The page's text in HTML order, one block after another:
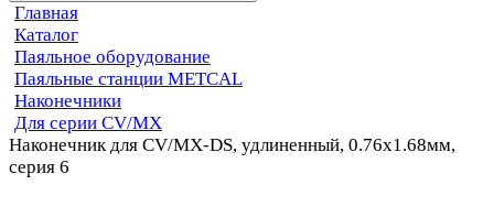
Главная
Каталог
Паяльное оборудование
Паяльные станции METCAL
Наконечники
Для серии CV/MX
Наконечник для CV/MX-DS, удлиненный, 0.76х1.68мм,
серия 6